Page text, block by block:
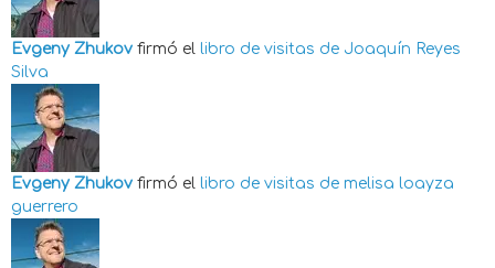
Evgeny Zhukov firmó el libro de visitas de Joaquín Reyes
Silva
Evgeny Zhukov firmó el libro de visitas de melisa loayza
guerrero